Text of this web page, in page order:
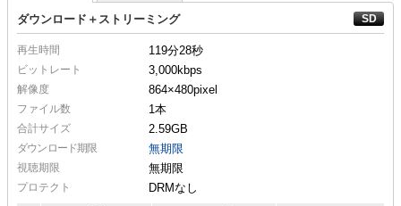
ダウンロード＋ストリーミング
再生時間 119分28秒
ビットレート 3,000kbps
解像度 864×480pixel
ファイル数 1本
合計サイズ 2.59GB
ダウンロード期限 無期限
視聴期限 無期限
プロテクト DRMなし